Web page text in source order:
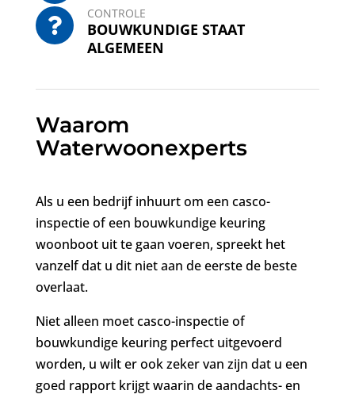
CONTROLE
BOUWKUNDIGE STAAT
ALGEMEEN
Waarom
Waterwoonexperts
Als u een bedrijf inhuurt om een casco-
inspectie of een bouwkundige keuring
woonboot uit te gaan voeren, spreekt het
vanzelf dat u dit niet aan de eerste de beste
overlaat.
Niet alleen moet casco-inspectie of
bouwkundige keuring perfect uitgevoerd
worden, u wilt er ook zeker van zijn dat u een
goed rapport krijgt waarin de aandachts- en